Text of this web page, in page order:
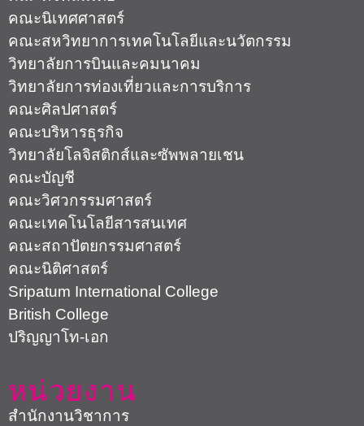
คณะนิเทศศาสตร์
คณะสหวิทยาการเทคโนโลยีและนวัตกรรม
วิทยาลัยการบินและคมนาคม
วิทยาลัยการท่องเที่ยวและการบริการ
คณะศิลปศาสตร์
คณะบริหารธุรกิจ
วิทยาลัยโลจิสติกส์และซัพพลายเชน
คณะบัญชี
คณะวิศวกรรมศาสตร์
คณะเทคโนโลยีสารสนเทศ
คณะสถาปัตยกรรมศาสตร์
คณะนิติศาสตร์
Sripatum International College
British College
ปริญญาโท-เอก
หน่วยงาน
สำนักงานวิชาการ